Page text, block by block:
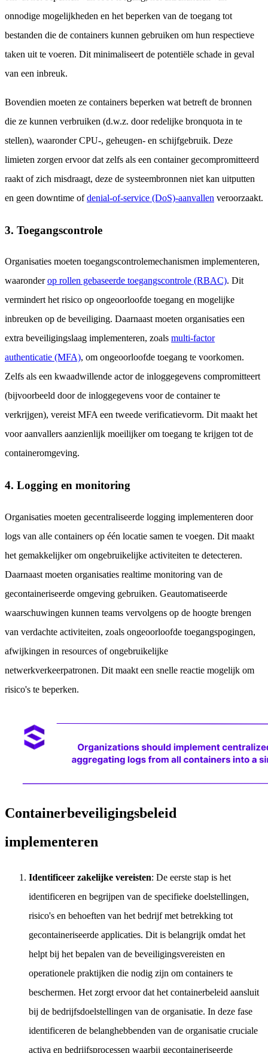
onnodige mogelijkheden en het beperken van de toegang tot
bestanden die de containers kunnen gebruiken om hun respectieve
taken uit te voeren. Dit minimaliseert de potentiële schade in geval
van een inbreuk.
Bovendien moeten ze containers beperken wat betreft de bronnen
die ze kunnen verbruiken (d.w.z. door redelijke bronquota in te
stellen), waaronder CPU-, geheugen- en schijfgebruik. Deze
limieten zorgen ervoor dat zelfs als een container gecompromitteerd
raakt of zich misdraagt, deze de systeembronnen niet kan uitputten
en geen downtime ofdenial-of-service (DoS)-aanvallen veroorzaakt.
3. Toegangscontrole
Organisaties moeten toegangscontrolemechanismen implementeren,
waaronderop rollen gebaseerde toegangscontrole (RBAC). Dit
vermindert het risico op ongeoorloofde toegang en mogelijke
inbreuken op de beveiliging. Daarnaast moeten organisaties een
extra beveiligingslaag implementeren, zoals multi-factor
authenticatie (MFA), om ongeoorloofde toegang te voorkomen.
Zelfs als een kwaadwillende actor de inloggegevens compromitteert
(bijvoorbeeld door de inloggegevens voor de container te
verkrijgen), vereist MFA een tweede verificatievorm. Dit maakt het
voor aanvallers aanzienlijk moeilijker om toegang te krijgen tot de
containeromgeving.
4. Logging en monitoring
Organisaties moeten gecentraliseerde logging implementeren door
logs van alle containers op één locatie samen te voegen. Dit maakt
het gemakkelijker om ongebruikelijke activiteiten te detecteren.
Daarnaast moeten organisaties realtime monitoring van de
gecontaineriseerde omgeving gebruiken. Geautomatiseerde
waarschuwingen kunnen teams vervolgens op de hoogte brengen
van verdachte activiteiten, zoals ongeoorloofde toegangspogingen,
afwijkingen in resources of ongebruikelijke
netwerkverkeerpatronen. Dit maakt een snelle reactie mogelijk om
risico's te beperken.
Containerbeveiligingsbeleid
implementeren
Identificeer zakelijke vereisten: De eerste stap is het
identificeren en begrijpen van de specifieke doelstellingen,
risico's en behoeften van het bedrijf met betrekking tot
gecontaineriseerde applicaties. Dit is belangrijk omdat het
helpt bij het bepalen van de beveiligingsvereisten en
operationele praktijken die nodig zijn om containers te
beschermen. Het zorgt ervoor dat het containerbeleid aansluit
bij de bedrijfsdoelstellingen van de organisatie. In deze fase
identificeren de belanghebbenden van de organisatie cruciale
activa en bedrijfsprocessen waarbij gecontaineriseerde